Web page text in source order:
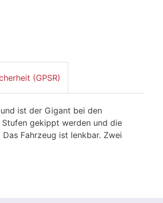
(GPSR)
ist der Gigant bei den
gekippt werden und die
Fahrzeug ist lenkbar. Zwei